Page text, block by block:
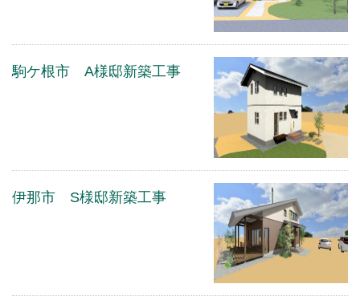
駒ケ根市 A様邸新築工事
伊那市 S様邸新築工事